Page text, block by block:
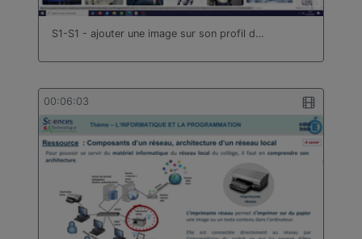
S1-S1 - ajouter une image sur son profil d…
00:06:03